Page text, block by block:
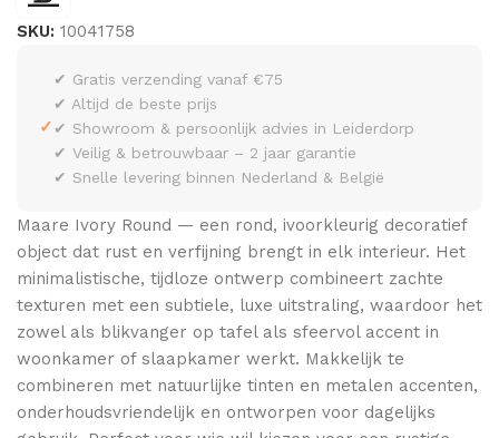
SKU: 10041758
✓
✔ Gratis verzending vanaf €75
✔ Altijd de beste prijs
✔ Showroom & persoonlijk advies in Leiderdorp
✔ Veilig & betrouwbaar – 2 jaar garantie
✔ Snelle levering binnen Nederland & België
Maare Ivory Round — een rond, ivoorkleurig decoratief
object dat rust en verfijning brengt in elk interieur. Het
minimalistische, tijdloze ontwerp combineert zachte
texturen met een subtiele, luxe uitstraling, waardoor het
zowel als blikvanger op tafel als sfeervol accent in
woonkamer of slaapkamer werkt. Makkelijk te
combineren met natuurlijke tinten en metalen accenten,
onderhoudsvriendelijk en ontworpen voor dagelijks